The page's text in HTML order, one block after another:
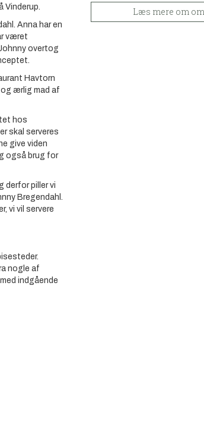
Anna har en
været
overtog
Havtorn
og ærlig mad af
hos
skal serveres
give viden
også brug for
derfor piller vi
Bregendahl.
vi vil servere
nogle af
indgående
Læs mere om